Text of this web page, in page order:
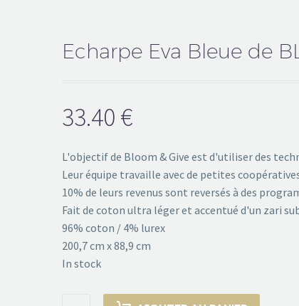
Echarpe Eva Bleue de
33.40 €
L'objectif de Bloom & Give est d'utiliser des
Leur équipe travaille avec de petites
10% de leurs revenus sont reversés à des
Fait de coton ultra léger et accentué d'un zari
96% coton / 4% lurex
200,7 cm x 88,9 cm
In stock